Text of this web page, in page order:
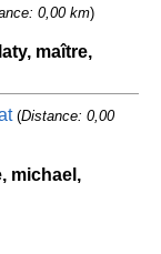
0,00 km)
maître,
(Distance: 0,00
michael,